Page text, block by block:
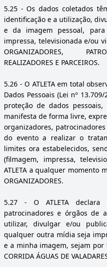
5.25 - Os dados coletados
identificação e a utilização,
e da imagem pessoal,
impressa, televisionada e/ou
ORGANIZADORES,
REALIZADORES E PARCEIROS.
5.26 - O ATLETA em total
Dados Pessoais (Lei nº
proteção de dados
manifesta de forma livre,
organizadores,
do evento a realizar o
limites ora estabelecidos,
(filmagem, impressa,
ATLETA a qualquer momento
ORGANIZADORES.
5.27 - O ATLETA declara
patrocinadores e órgãos de
utilizar, divulgar e/ou
qualquer outra mídia seja
e a minha imagem, sejam
CORRIDA ÁGUAS DE